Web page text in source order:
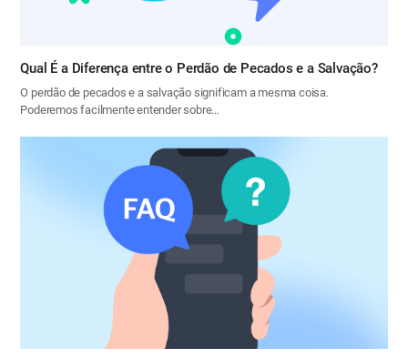
Qual É a Diferença entre o Perdão de Pecados e a Salvação?
O perdão de pecados e a salvação significam a mesma coisa.
Poderemos facilmente entender sobre…